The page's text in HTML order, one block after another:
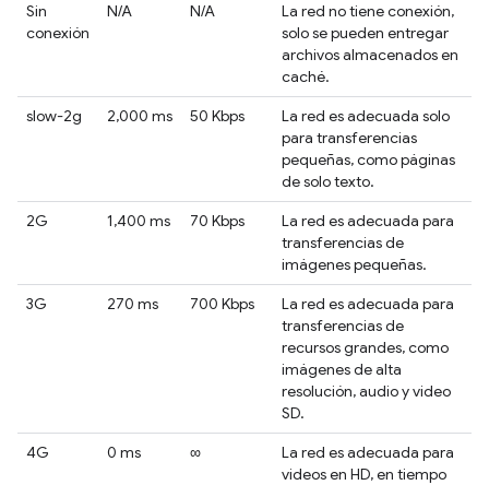
Sin
conexión
N/A N/A
La red no tiene conexión,
solo se pueden entregar
archivos almacenados en
caché.
slow-2g
2,000 ms 50 Kbps
La red es adecuada solo
para transferencias
pequeñas, como páginas
de solo texto.
2G
1,400 ms 70 Kbps
La red es adecuada para
transferencias de
imágenes pequeñas.
3G
270 ms 700 Kbps
La red es adecuada para
transferencias de
recursos grandes, como
imágenes de alta
resolución, audio y video
SD.
4G
0 ms ∞
La red es adecuada para
videos en HD, en tiempo